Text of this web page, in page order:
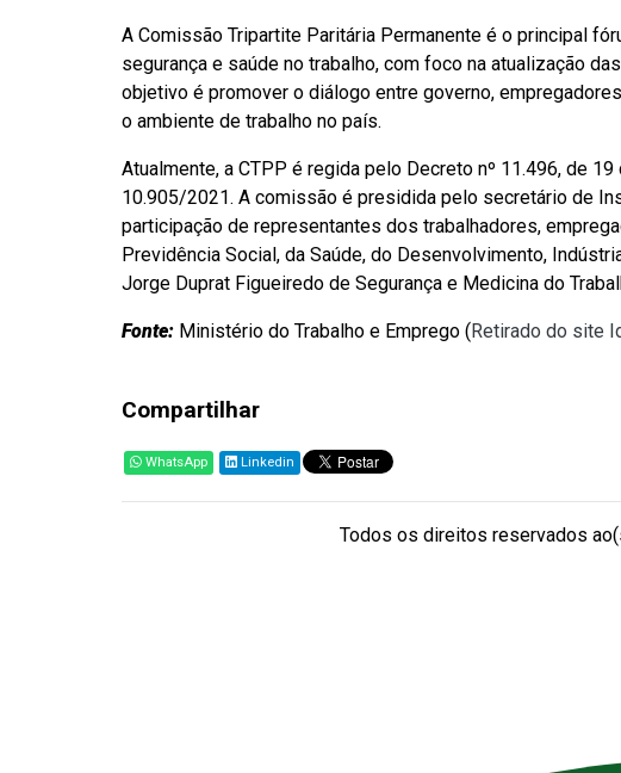
A Comissão Tripartite Paritária Permanente é o principal
segurança e saúde no trabalho, com foco na atualização
objetivo é promover o diálogo entre governo,
o ambiente de trabalho no país.
Atualmente, a CTPP é regida pelo Decreto nº 11.496, de
10.905/2021. A comissão é presidida pelo secretário de
participação de representantes dos trabalhadores,
Previdência Social, da Saúde, do Desenvolvimento,
Jorge Duprat Figueiredo de Segurança e Medicina do
Fonte: Ministério do Trabalho e Emprego (Retirado do site
Compartilhar
WhatsApp Linkedin
Todos os direitos reservados